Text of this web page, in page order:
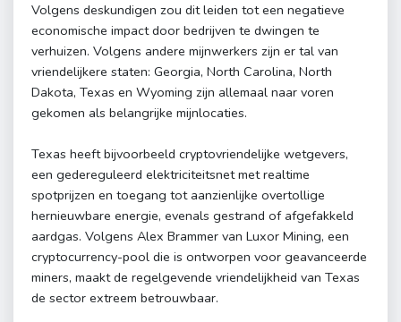
Volgens deskundigen zou dit leiden tot een negatieve
economische impact door bedrijven te dwingen te
verhuizen. Volgens andere mijnwerkers zijn er tal van
vriendelijkere staten: Georgia, North Carolina, North
Dakota, Texas en Wyoming zijn allemaal naar voren
gekomen als belangrijke mijnlocaties.
Texas heeft bijvoorbeeld cryptovriendelijke wetgevers,
een gedereguleerd elektriciteitsnet met realtime
spotprijzen en toegang tot aanzienlijke overtollige
hernieuwbare energie, evenals gestrand of afgefakkeld
aardgas. Volgens Alex Brammer van Luxor Mining, een
cryptocurrency-pool die is ontworpen voor geavanceerde
miners, maakt de regelgevende vriendelijkheid van Texas
de sector extreem betrouwbaar.